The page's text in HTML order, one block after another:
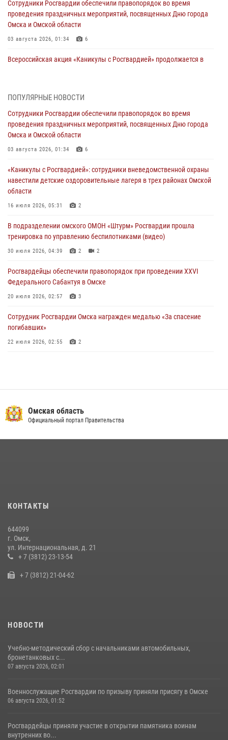
Сотрудники Росгвардии обеспечили правопорядок во время
проведения праздничных мероприятий, посвященных Дню города
Омска и Омской области
03 августа 2026, 01:34 6
Всероссийская акция «Каникулы с Росгвардией» продолжается в
тренировка по управлению беспилотниками (видео)
30 июля 2026, 04:39 2
Росгвардия обеспечила безопасность уникального передвижного
29 июля 2026, 01:49
Росгвардейцы приняли участие в крестном ходе в День крещения
Руси в Омске
При содействии спецназа Росгвардии пресечены нарушения
миграционного законодательства в Омске (видео)
ПОПУЛЯРНЫЕ НОВОСТИ
Сотрудники Росгвардии обеспечили правопорядок во время
проведения праздничных мероприятий, посвященных Дню города
Омска и Омской области
03 августа 2026, 01:34 6
«Каникулы с Росгвардией»: сотрудники вневедомственной охраны
навестили детские оздоровительные лагеря в трех районах Омской
области
16 июля 2026, 05:31 2
В подразделении омского ОМОН «Штурм» Росгвардии прошла
тренировка по управлению беспилотниками (видео)
30 июля 2026, 04:39 2 2
Росгвардейцы обеcпечили правопорядок при проведении XXVI
Федерального Сабантуя в Омске
20 июля 2026, 02:57 3
Сотрудник Росгвардии Омска награжден медалью «За спасение
погибавших»
22 июля 2026, 02:55 2
Росгвардия обеспечила безопасность уникального передвижного
музея «Поезд Победы» в Омске
пилотирования БПЛА в Омске
Росгвардия подвела итоги добровольной сдачи оружия в Омской
области
Омская область
Официальный портал Правительства
КОНТАКТЫ
644099
г. Омск,
ул. Интернациональная, д. 21
+ 7 (3812) 23-13-54
+ 7 (3812) 21-04-62
НОВОСТИ
Учебно-методический сбор с начальниками автомобильных,
бронетанковых с...
07 августа 2026, 02:01
Военнослужащие Росгвардии по призыву приняли присягу в Омске
06 августа 2026, 01:52
Росгвардейцы приняли участие в открытии памятника воинам
внутренних во...